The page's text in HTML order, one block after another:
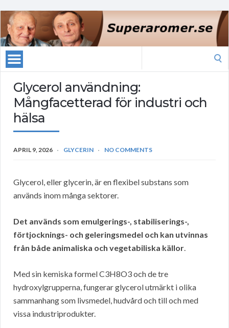
Glycerol användning:
Mångfacetterad för industri och
hälsa
APRIL 9, 2026 GLYCERIN NO COMMENTS
Glycerol, eller glycerin, är en flexibel substans som
används inom många sektorer.
Det används som emulgerings-, stabiliserings-,
förtjocknings- och geleringsmedel och kan utvinnas
från både animaliska och vegetabiliska källor.
Med sin kemiska formel C3H8O3 och de tre
hydroxylgrupperna, fungerar glycerol utmärkt i olika
sammanhang som livsmedel, hudvård och till och med
vissa industriprodukter.